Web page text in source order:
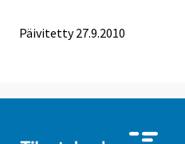
Päivitetty27.9.2010